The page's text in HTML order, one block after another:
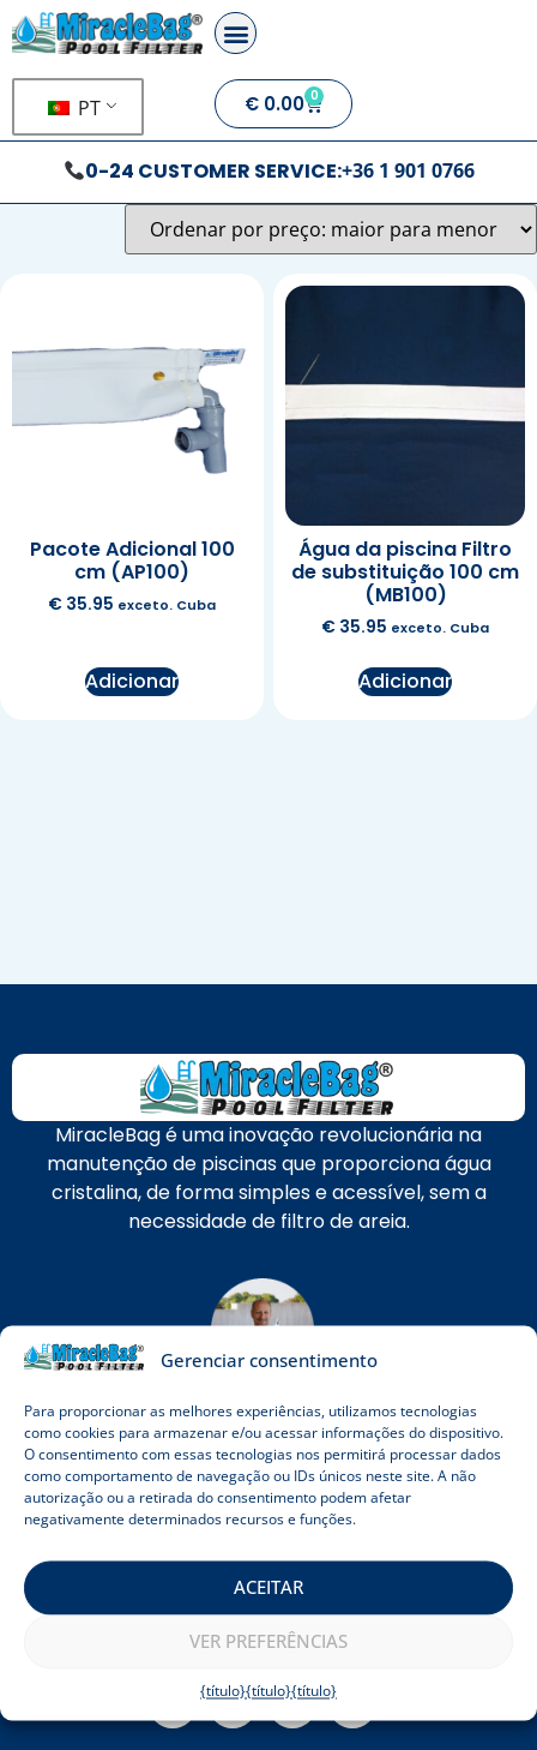
Gerenciar consentimento
Para proporcionar as melhores experiências, utilizamos tecnologias
como cookies para armazenar e/ou acessar informações do dispositivo.
O consentimento com essas tecnologias nos permitirá processar dados
como comportamento de navegação ou IDs únicos neste site. A não
autorização ou a retirada do consentimento podem afetar
negativamente determinados recursos e funções.
ACEITAR
VER PREFERÊNCIAS
{título}{título}{título}
PT € 0.00 0
0-24 CUSTOMER SERVICE:+36 1 901 0766
Pacote Adicional 100
cm (AP100)
€ 35.95 exceto. Cuba
Adicionar
Água da piscina Filtro
de substituição 100 cm
(MB100)
€ 35.95 exceto. Cuba
Adicionar
MiracleBag é uma inovação revolucionária na
manutenção de piscinas que proporciona água
cristalina, de forma simples e acessível, sem a
necessidade de filtro de areia.
János Strausz
Fundador e Proprietário
+36 1 901 0766
Entre em contato
+36 30 3000 858
info@miraclebag.store
Siga-nos